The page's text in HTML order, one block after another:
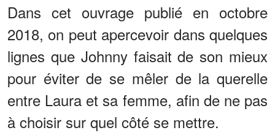
Dans cet ouvrage publié en octobre
2018, on peut apercevoir dans quelques
lignes que Johnny faisait de son mieux
pour éviter de se mêler de la querelle
entre Laura et sa femme, afin de ne pas
à choisir sur quel côté se mettre.